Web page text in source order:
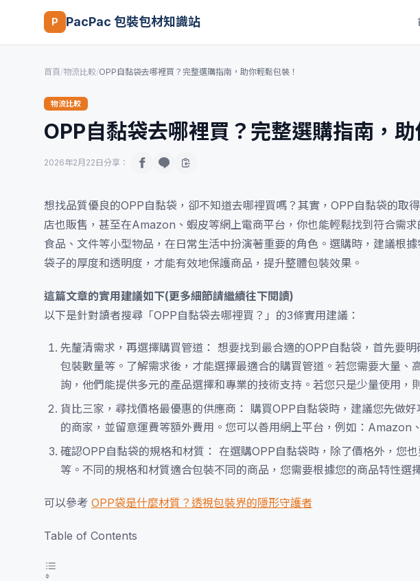
P PacPac 包裝包材知識站
首頁/物流比較/OPP自黏袋去哪裡買？完整選購指南，助你輕鬆包裝！
物流比較
OPP自黏袋去哪裡買？完整選購指南，助
2026年2月22日 分享：
想找品質優良的OPP自黏袋，卻不知道去哪裡買嗎？其實，OPP自黏袋的取
店也販售，甚至在Amazon、蝦皮等網上電商平台，你也能輕鬆找到符合需
食品、文件等小型物品，在日常生活中扮演著重要的角色。選購時，建議根
袋子的厚度和透明度，才能有效地保護商品，提升整體包裝效果。
這篇文章的實用建議如下(更多細節請繼續往下閱讀)
以下是針對讀者搜尋「OPP自黏袋去哪裡買？」的3條實用建議：
先釐清需求，再選擇購買管道： 想要找到最合適的OPP自黏袋，首先要
包裝數量等。了解需求後，才能選擇最適合的購買管道。若您需要大量
詢，他們能提供多元的產品選擇和專業的技術支持。若您只是少量使用，
貨比三家，尋找價格最優惠的供應商： 購買OPP自黏袋時，建議您先做
的商家，並留意運費等額外費用。您可以善用網上平台，例如：Amazon
確認OPP自黏袋的規格和材質： 在選購OPP自黏袋時，除了價格外，您
等。不同的規格和材質適合包裝不同的商品，您需要根據您的商品特性選
可以參考 OPP袋是什麼材質？透視包裝界的隱形守護者
Table of Contents